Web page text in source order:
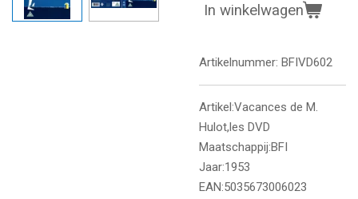
In winkelwagen
Artikelnummer: BFIVD602
Artikel:Vacances de M.
Hulot,les DVD
Maatschappij:BFI
Jaar:1953
EAN:5035673006023